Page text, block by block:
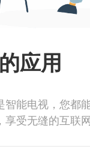
应用
能电视，您都
受无缝的互联网